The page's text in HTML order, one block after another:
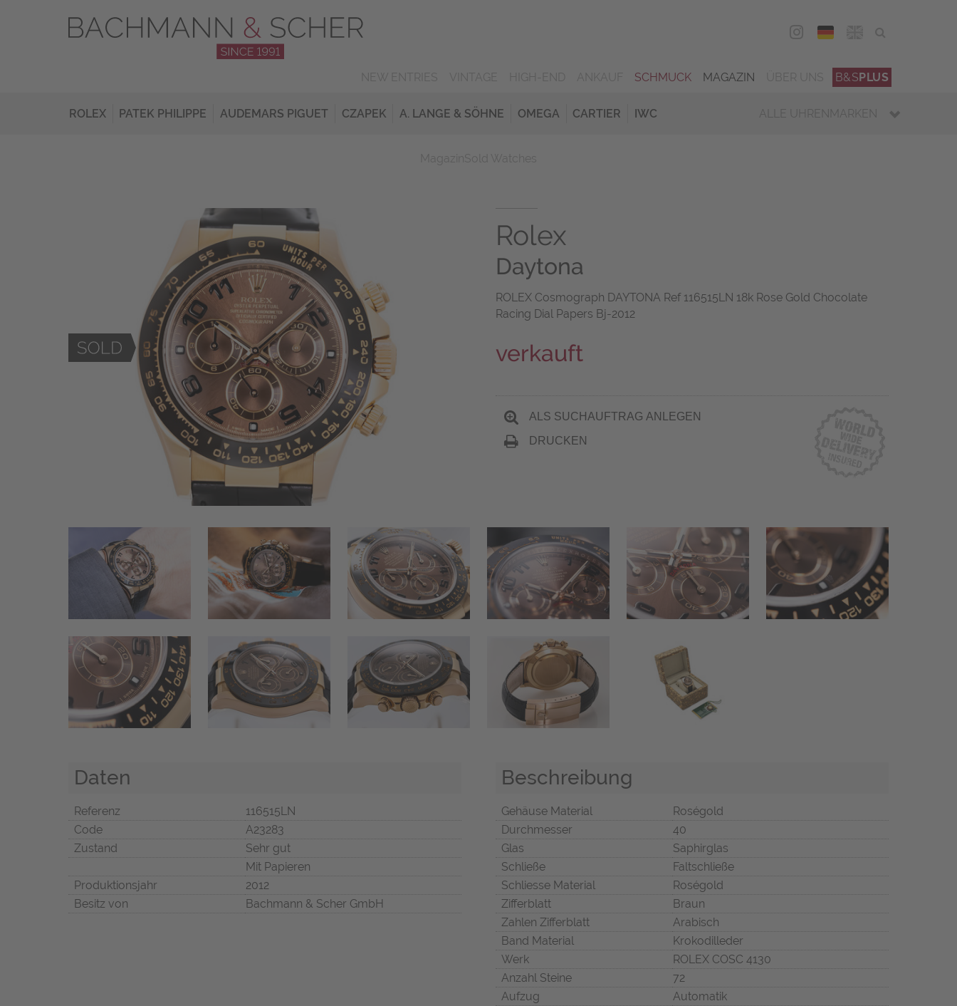
DEU
SCHMUCK MAGAZIN B&SPLUS
ROLEX PATEK PHILIPPE AUDEMARS PIGUET CZAPEK A. LANGE & SÖHNE OMEGA CARTIER IWC ALLE UHRENMARKEN
Rolex
Daytona
ROLEX Cosmograph DAYTONA Ref 116515LN 18k Rose Gold Chocolate
Racing Dial Papers Bj-2012
verkauft
ALS SUCHAUFTRAG ANLEGEN
DRUCKEN
Daten
Referenz
116515LN
Code
A23283
Zustand
Sehr gut
Mit Papieren
Produktionsjahr
2012
Besitz von
Bachmann & Scher GmbH
Beschreibung
Gehäuse Material
Roségold
Durchmesser
40
Glas
Saphirglas
Schließe
Faltschließe
Schliesse Material
Roségold
Zifferblatt
Braun
Zahlen Zifferblatt
Arabisch
Band Material
Krokodilleder
Werk
ROLEX COSC 4130
Anzahl Steine
72
Aufzug
Automatik